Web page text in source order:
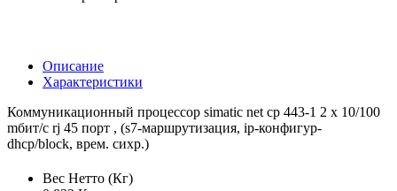
Описание
Характеристики
Коммуникационный процессор simatic net сp 443-1 2 x 10/100
mбит/с rj 45 порт , (s7-маршрутизация, ip-конфигур-
dhcp/block, врем. сихр.)
Вес Нетто (Кг)